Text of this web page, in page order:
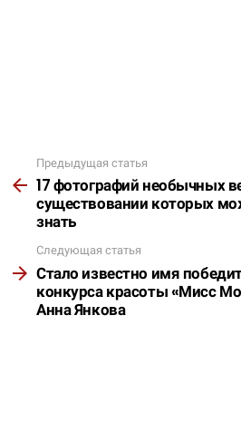
Подробнее
Предыдущая статья
17 фотографий необычных
существовании которых
знать
Следующая статья
Стало известно имя
конкурса красоты «Мисс
Анна Янкова